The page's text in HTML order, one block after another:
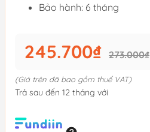
Bảo hành: 6 tháng
245.700₫ 273.000₫
(Giá trên đã bao gồm thuế VAT)
Trả sau đến 12 tháng với